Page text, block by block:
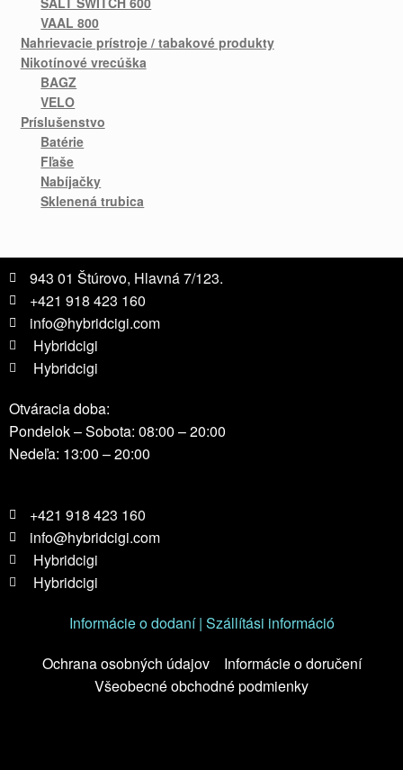
VAAL 800
Nahrievacie prístroje / tabakové produkty
Nikotínové vrecúška
BAGZ
VELO
Príslušenstvo
Batérie
Fľaše
Nabíjačky
Sklenená trubica
943 01 Štúrovo, Hlavná 7/123.
+421 918 423 160
info@hybridcigi.com
Hybridcigi
Hybridcigi
Otváracia doba:
Pondelok – Sobota: 08:00 – 20:00
Nedeľa: 13:00 – 20:00
+421 918 423 160
info@hybridcigi.com
Hybridcigi
Hybridcigi
Informácie o dodaní | Szállítási információ
Ochrana osobných údajov
Informácie o doručení
Všeobecné obchodné podmienky